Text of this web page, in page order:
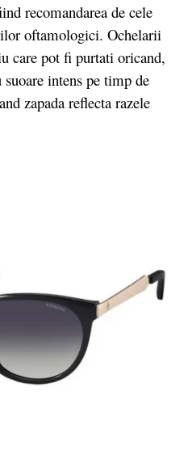
recomandarea de cele
oftamologici. Ochelarii
care pot fi purtati oricand,
intens pe timp de
zapada reflecta razele